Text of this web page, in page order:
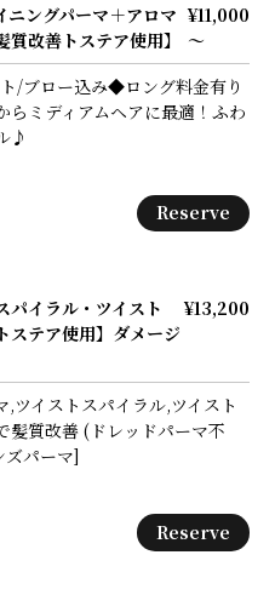
ングパーマ＋アロマ
質改善トステア使用】
¥11,000
～
/ブロー込み◆ロング料金有り
ミディアムヘアに最適！ふわ
♪
Reserve
パイラル・ツイスト
ステア使用】ダメージ
¥13,200
,ツイストスパイラル,ツイスト
質改善 (ドレッドパーマ不
パーマ]
Reserve